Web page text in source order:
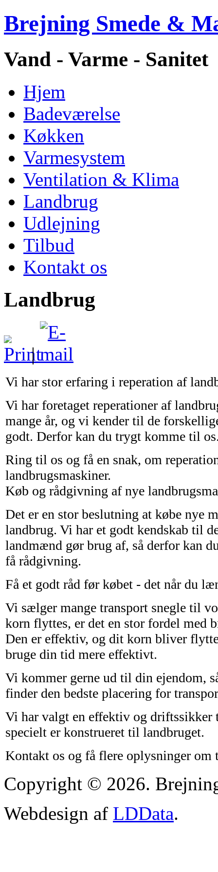
Brejning Smede &
Vand - Varme - Sanitet
Hjem
Badeværelse
Køkken
Varmesystem
Ventilation & Klima
Landbrug
Udlejning
Tilbud
Kontakt os
Landbrug
|
Vi har stor erfaring i reperation af
Vi har foretaget reperationer af
mange år, og vi kender til de
godt. Derfor kan du trygt komme til
Ring til os og få en snak, om
landbrugsmaskiner.
Køb og rådgivning af nye
Det er en stor beslutning at købe nye
landbrug. Vi har et godt kendskab til
landmænd gør brug af, så derfor kan
få rådgivning.
Få et godt råd før købet - det når du
Vi sælger mange transport snegle til
korn flyttes, er det en stor fordel med
Den er effektiv, og dit korn bliver
bruge din tid mere effektivt.
Vi kommer gerne ud til din ejendom,
finder den bedste placering for
Vi har valgt en effektiv og driftssikker
specielt er konstrueret til landbruget.
Kontakt os og få flere oplysninger om
Copyright © 2026.
Webdesign af LDData.